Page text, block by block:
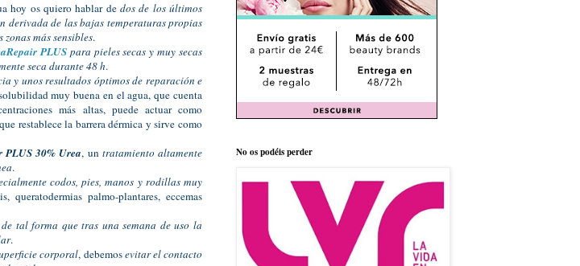
hoy os quiero hablar de dos de los últimos
derivada de las bajas temperaturas propias
más sensibles.
PLUSpara pieles secas y muy secas
seca durante 48 h.
y unos resultados óptimos de reparación e
muy buena en el agua, que cuenta
más altas, puede actuar como
restablece la barrera dérmica y sirve como
PLUS 30% Urea, untratamiento altamente
.
codos, pies, manos y rodillas muy
queratodermias palmo-plantares, eccemas
tal forma que tras una semana de uso la
.
corporal, debemosevitar el contacto
No os podéis perder